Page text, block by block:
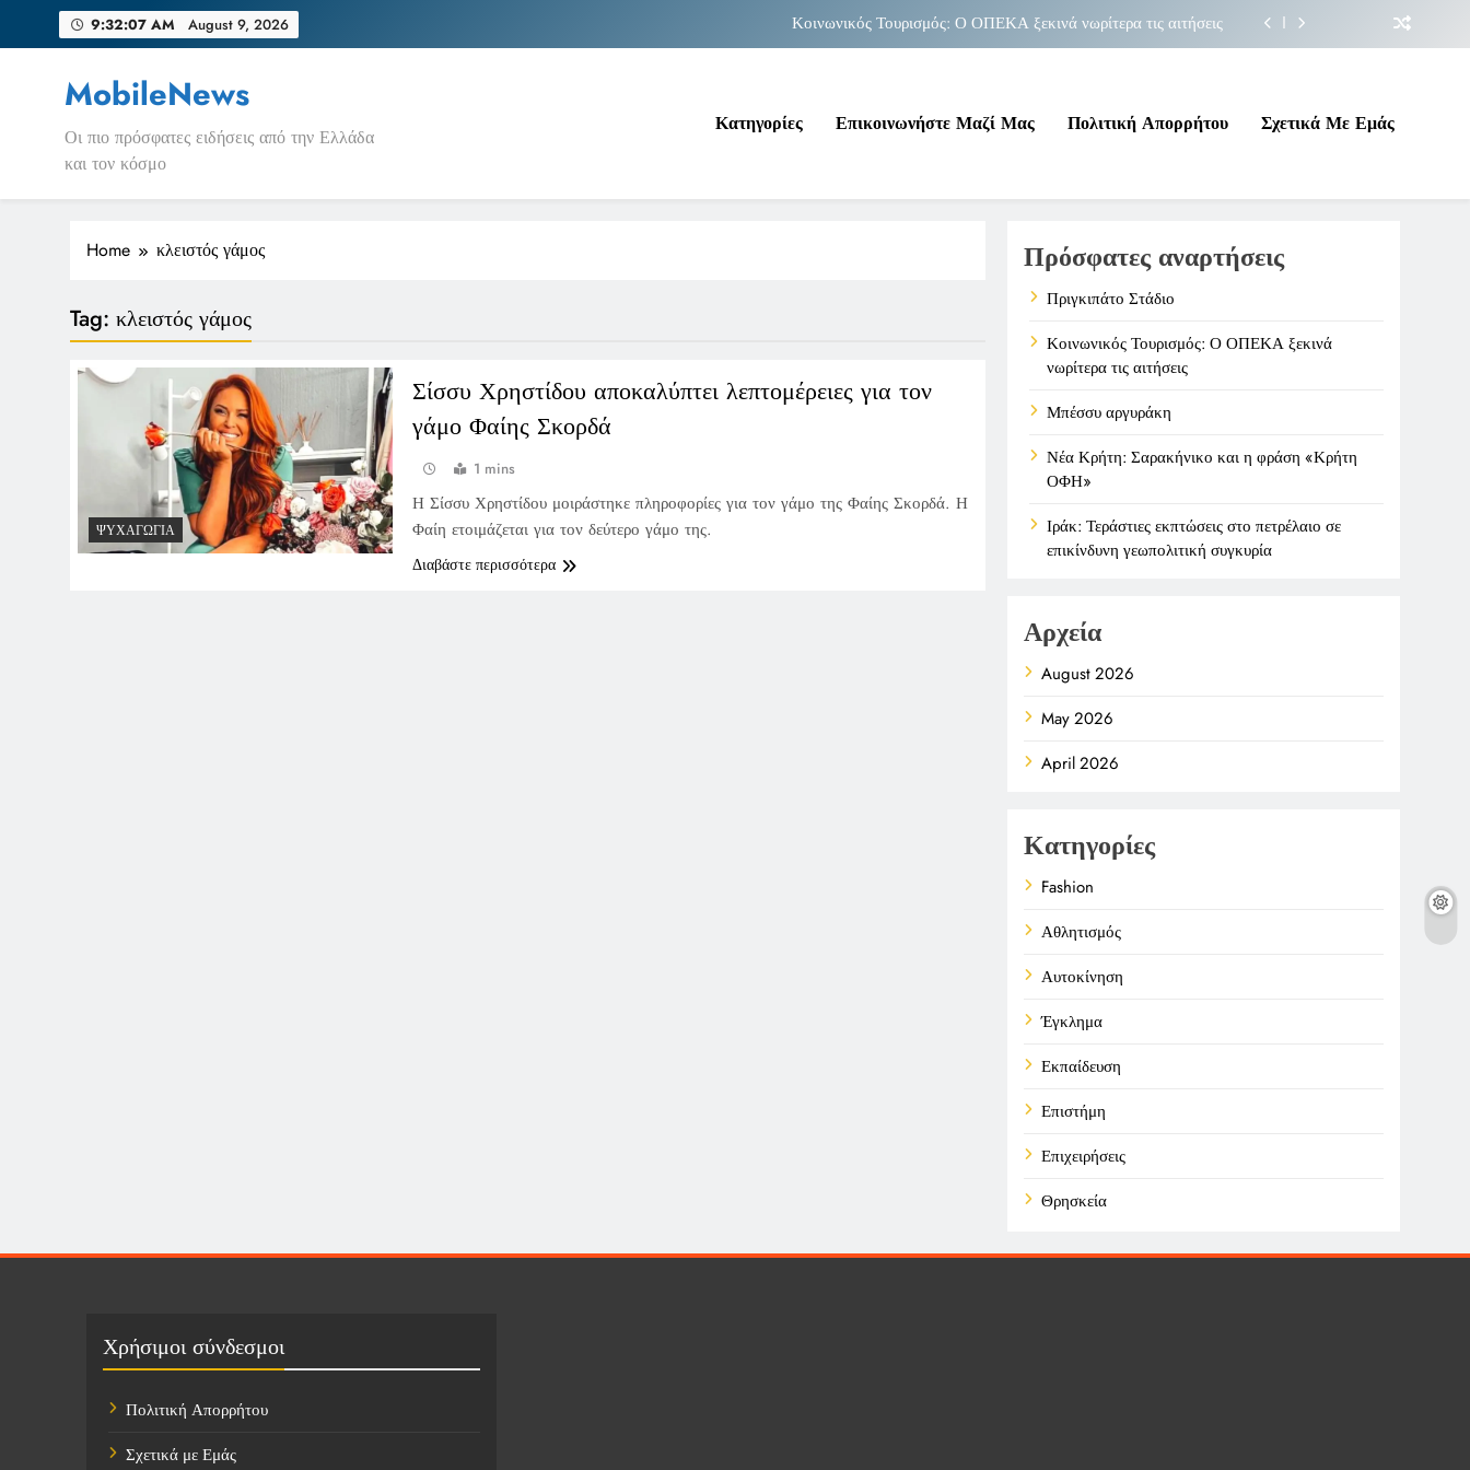
9:32:07 AM August 9, 2026
Κοινωνικός Τουρισμός: Ο ΟΠΕΚΑ ξεκινά νωρίτερα τις αιτήσεις
Νέα Κρήτη: Σαρακήνικο και η φράση «Κρήτη ΟΦΗ»
Κοινωνικός Τουρισμός: Ο ΟΠΕΚΑ ξεκινά νωρίτερα τις αιτήσεις
Μπέσσυ αργυράκη
Νέα Κρήτη: Σαρακήνικο και η φράση «Κρήτη ΟΦΗ»
MobileNews
Οι πιο πρόσφατες ειδήσεις από την Ελλάδα
και τον κόσμο
Κατηγορίες Επικοινωνήστε Μαζί Μας Πολιτική Απορρήτου Σχετικά Με Εμάς
Home κλειστός γάμος
Tag: κλειστός γάμος
ΨΥΧΑΓΩΓΊΑ
Σίσσυ Χρηστίδου αποκαλύπτει λεπτομέρειες για τον
γάμο Φαίης Σκορδά
1 mins
Η Σίσσυ Χρηστίδου μοιράστηκε πληροφορίες για τον γάμο της Φαίης Σκορδά. Η
Φαίη ετοιμάζεται για τον δεύτερο γάμο της.
Διαβάστε περισσότερα
Πρόσφατες αναρτήσεις
Πριγκιπάτο Στάδιο
Κοινωνικός Τουρισμός: Ο ΟΠΕΚΑ ξεκινά
νωρίτερα τις αιτήσεις
Μπέσσυ αργυράκη
Νέα Κρήτη: Σαρακήνικο και η φράση «Κρήτη
ΟΦΗ»
Ιράκ: Τεράστιες εκπτώσεις στο πετρέλαιο σε
επικίνδυνη γεωπολιτική συγκυρία
Αρχεία
August 2026
May 2026
April 2026
Κατηγορίες
Fashion
Αθλητισμός
Αυτοκίνηση
Έγκλημα
Εκπαίδευση
Επιστήμη
Επιχειρήσεις
Θρησκεία
Χρήσιμοι σύνδεσμοι
Πολιτική Απορρήτου
Σχετικά με Εμάς